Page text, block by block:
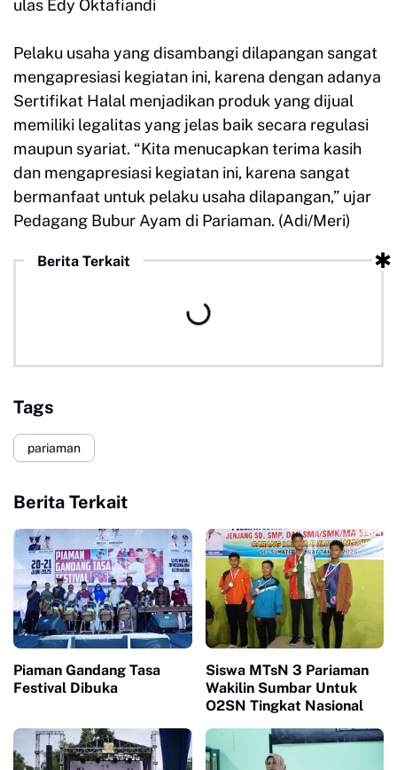
ulas Edy Oktafiandi
Pelaku usaha yang disambangi dilapangan sangat
mengapresiasi kegiatan ini, karena dengan adanya
Sertifikat Halal menjadikan produk yang dijual
memiliki legalitas yang jelas baik secara regulasi
maupun syariat. “Kita menucapkan terima kasih
dan mengapresiasi kegiatan ini, karena sangat
bermanfaat untuk pelaku usaha dilapangan,” ujar
Pedagang Bubur Ayam di Pariaman. (Adi/Meri)
Berita Terkait
Tags
pariaman
Berita Terkait
Piaman Gandang Tasa
Festival Dibuka
Siswa MTsN 3 Pariaman
Wakilin Sumbar Untuk
O2SN Tingkat Nasional